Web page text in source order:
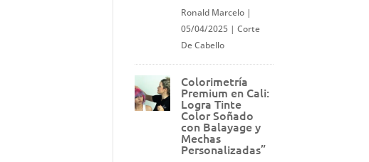
Ronald Marcelo |
05/04/2025 |Corte
De Cabello
Colorimetría
Premium en Cali:
Logra Tinte
Color Soñado
con Balayage y
Mechas
Personalizadas”